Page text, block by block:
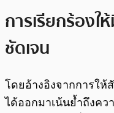
การเรียกร้อง
ชัดเจน
โดยอ้างอิงจากการใ
ได้ออกมาเน้นย้ำถึงค